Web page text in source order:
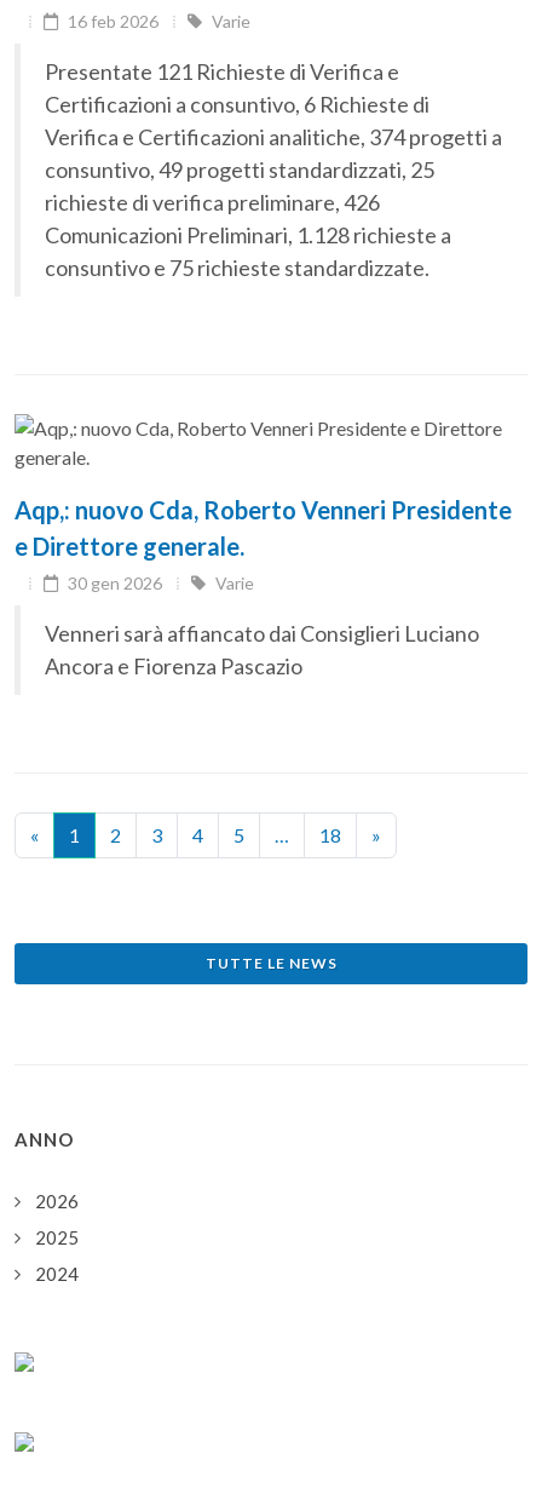
16 feb 2026 Varie
Presentate 121 Richieste di Verifica e
Certificazioni a consuntivo, 6 Richieste di
Verifica e Certificazioni analitiche, 374 progetti a
consuntivo, 49 progetti standardizzati, 25
richieste di verifica preliminare, 426
Comunicazioni Preliminari, 1.128 richieste a
consuntivo e 75 richieste standardizzate.
Aqp,: nuovo Cda, Roberto Venneri Presidente
e Direttore generale.
30 gen 2026 Varie
Venneri sarà affiancato dai Consiglieri Luciano
Ancora e Fiorenza Pascazio
« 1 2 3 4 5 … 18 »
TUTTE LE NEWS
ANNO
2026
2025
2024